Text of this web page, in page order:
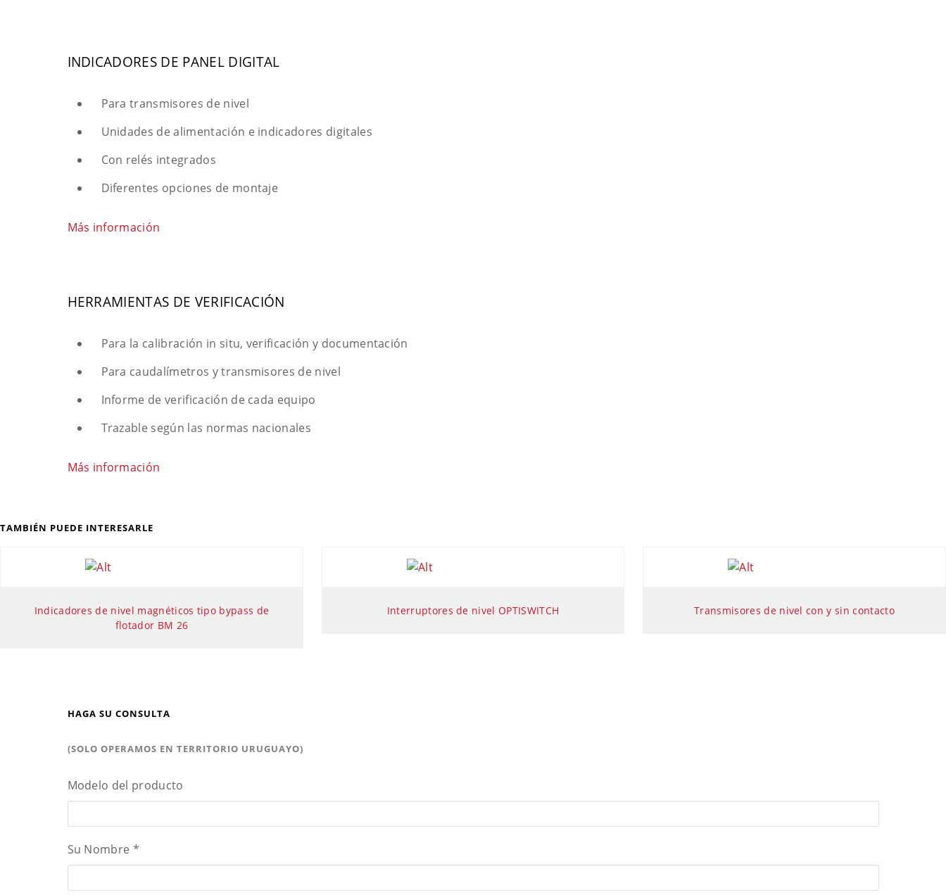
INDICADORES DE PANEL DIGITAL
Para transmisores de nivel
Unidades de alimentación e indicadores digitales
Con relés integrados
Diferentes opciones de montaje
Más información
HERRAMIENTAS DE VERIFICACIÓN
Para la calibración in situ, verificación y documentación
Para caudalímetros y transmisores de nivel
Informe de verificación de cada equipo
Trazable según las normas nacionales
Más información
TAMBIÉN PUEDE INTERESARLE
Indicadores de nivel magnéticos tipo bypass de
flotador BM 26
Interruptores de nivel OPTISWITCH Transmisores de nivel con y sin contacto
HAGA SU CONSULTA
(SOLO OPERAMOS EN TERRITORIO URUGUAYO)
Modelo del producto
Su Nombre *